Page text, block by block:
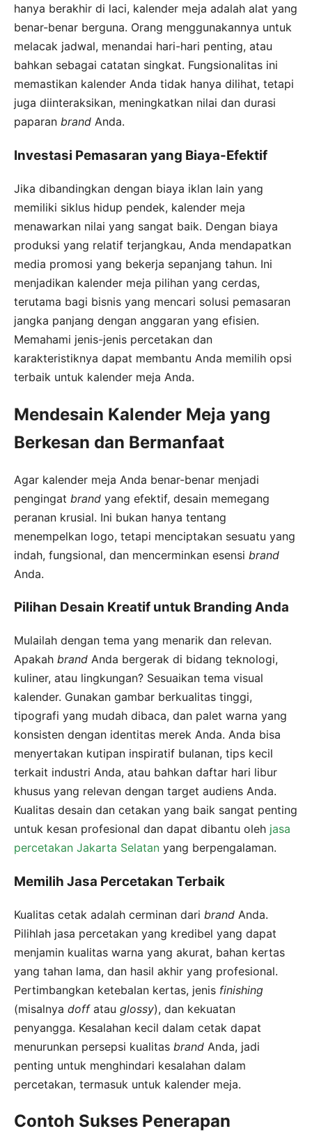
hanya berakhir di laci, kalender meja adalah alat yang
benar-benar berguna. Orang menggunakannya untuk
melacak jadwal, menandai hari-hari penting, atau
bahkan sebagai catatan singkat. Fungsionalitas ini
memastikan kalender Anda tidak hanya dilihat, tetapi
juga diinteraksikan, meningkatkan nilai dan durasi
paparan brand Anda.
Investasi Pemasaran yang Biaya-Efektif
Jika dibandingkan dengan biaya iklan lain yang
memiliki siklus hidup pendek, kalender meja
menawarkan nilai yang sangat baik. Dengan biaya
produksi yang relatif terjangkau, Anda mendapatkan
media promosi yang bekerja sepanjang tahun. Ini
menjadikan kalender meja pilihan yang cerdas,
terutama bagi bisnis yang mencari solusi pemasaran
jangka panjang dengan anggaran yang efisien.
Memahami jenis-jenis percetakan dan
karakteristiknya dapat membantu Anda memilih opsi
terbaik untuk kalender meja Anda.
Mendesain Kalender Meja yang
Berkesan dan Bermanfaat
Agar kalender meja Anda benar-benar menjadi
pengingat brand yang efektif, desain memegang
peranan krusial. Ini bukan hanya tentang
menempelkan logo, tetapi menciptakan sesuatu yang
indah, fungsional, dan mencerminkan esensi brand
Anda.
Pilihan Desain Kreatif untuk Branding Anda
Mulailah dengan tema yang menarik dan relevan.
Apakah brand Anda bergerak di bidang teknologi,
kuliner, atau lingkungan? Sesuaikan tema visual
kalender. Gunakan gambar berkualitas tinggi,
tipografi yang mudah dibaca, dan palet warna yang
konsisten dengan identitas merek Anda. Anda bisa
menyertakan kutipan inspiratif bulanan, tips kecil
terkait industri Anda, atau bahkan daftar hari libur
khusus yang relevan dengan target audiens Anda.
Kualitas desain dan cetakan yang baik sangat penting
untuk kesan profesional dan dapat dibantu oleh jasa
percetakan Jakarta Selatan yang berpengalaman.
Memilih Jasa Percetakan Terbaik
Kualitas cetak adalah cerminan dari brand Anda.
Pilihlah jasa percetakan yang kredibel yang dapat
menjamin kualitas warna yang akurat, bahan kertas
yang tahan lama, dan hasil akhir yang profesional.
Pertimbangkan ketebalan kertas, jenis finishing
(misalnya doffatau glossy), dan kekuatan
penyangga. Kesalahan kecil dalam cetak dapat
menurunkan persepsi kualitas brand Anda, jadi
penting untuk menghindari kesalahan dalam
percetakan, termasuk untuk kalender meja.
Contoh Sukses Penerapan